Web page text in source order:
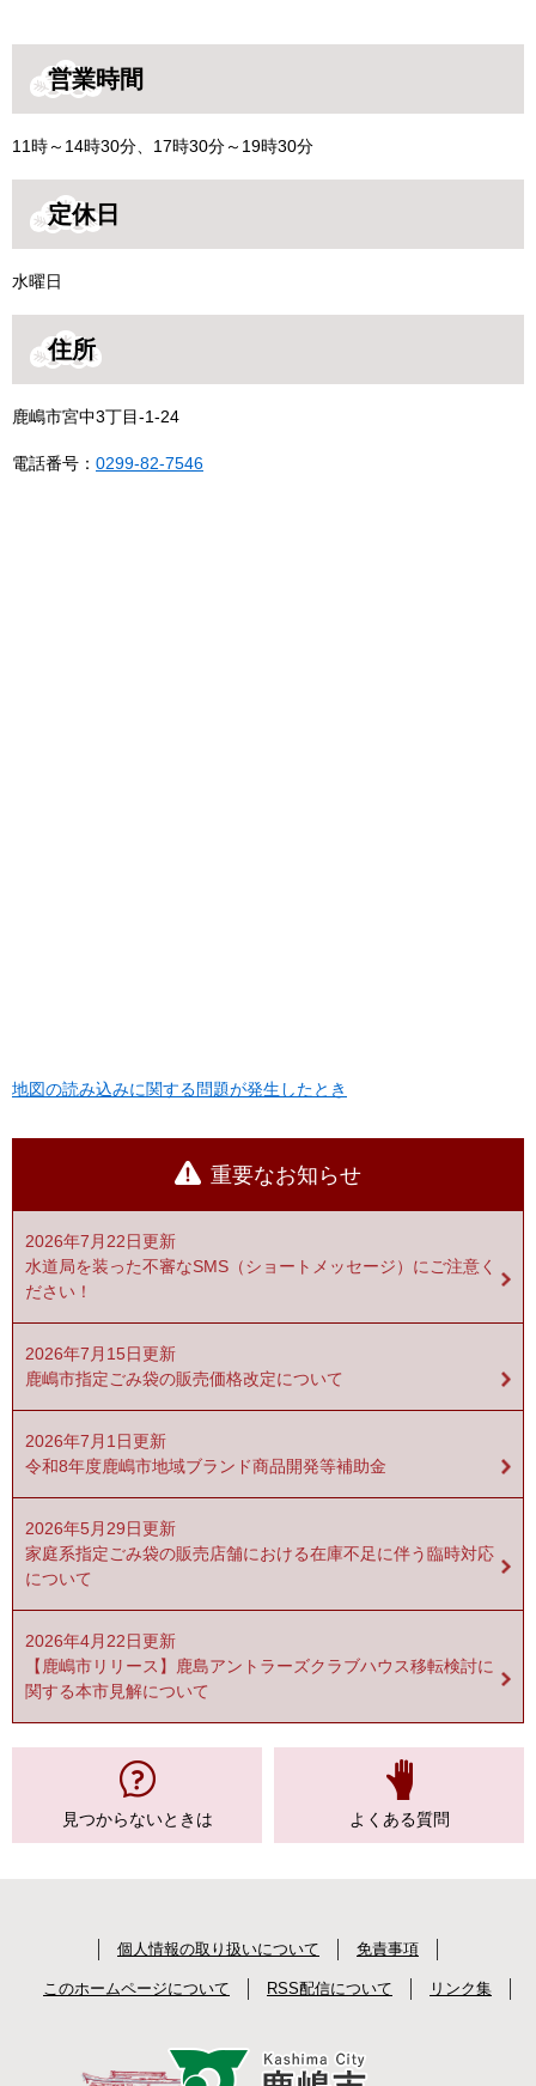
営業時間
11時～14時30分、17時30分～19時30分
定休日
水曜日
住所
鹿嶋市宮中3丁目-1-24
電話番号： 0299-82-7546
地図の読み込みに関する問題が発生したとき
重要なお知らせ
2026年7月22日更新
水道局を装った不審なSMS（ショートメッセージ）にご注意く
ださい！
2026年7月15日更新
鹿嶋市指定ごみ袋の販売価格改定について
2026年7月1日更新
令和8年度鹿嶋市地域ブランド商品開発等補助金
2026年5月29日更新
家庭系指定ごみ袋の販売店舗における在庫不足に伴う臨時対応
について
2026年4月22日更新
【鹿嶋市リリース】鹿島アントラーズクラブハウス移転検討に
関する本市見解について
見つからないときは よくある質問
個人情報の取り扱いについて 免責事項
このホームページについて RSS配信について リンク集